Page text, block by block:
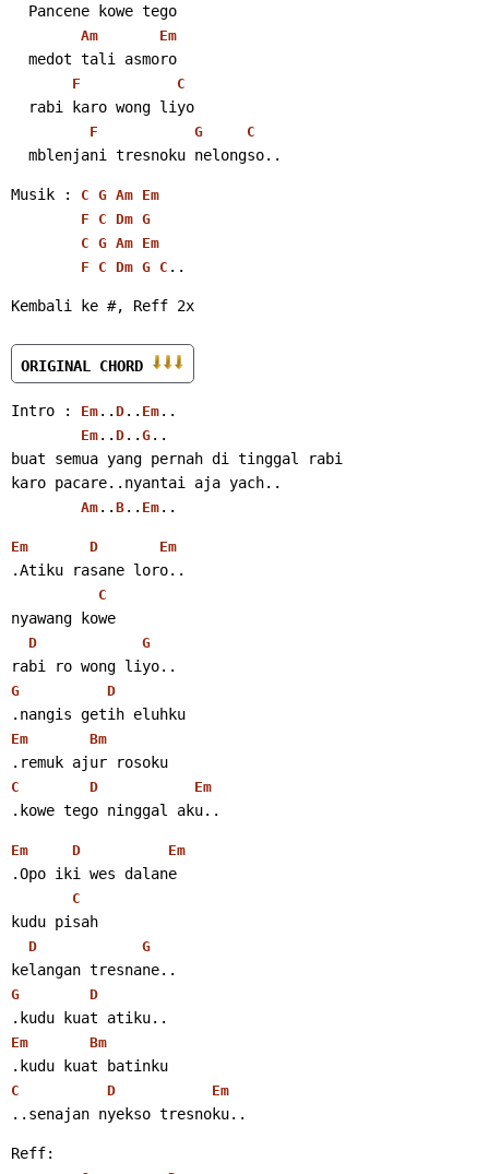
  Pancene kowe tego
Am Em
  medot tali asmoro
F C
  rabi karo wong liyo
F G C
  mblenjani tresnoku nelongso..
Musik : C G Am Em
F
C Dm G
C G Am Em
F
C Dm G C ..
Kembali ke #, Reff 2x
ORIGINAL CHORD
Intro : Em .. D .. Em ..
Em .. D .. G ..
buat semua yang pernah di tinggal rabi
karo pacare..nyantai aja yach..
Am .. B .. Em ..
Em D Em
.Atiku rasane loro..
C
nyawang kowe
D G
rabi ro wong liyo..
G D
.nangis getih eluhku
Em Bm
.remuk ajur rosoku
C D Em
.kowe tego ninggal aku..
Em D Em
.Opo iki wes dalane
C
kudu pisah
D G
kelangan tresnane..
G D
.kudu kuat atiku..
Em Bm
.kudu kuat batinku
C D Em
..senajan nyekso tresnoku..
Reff: